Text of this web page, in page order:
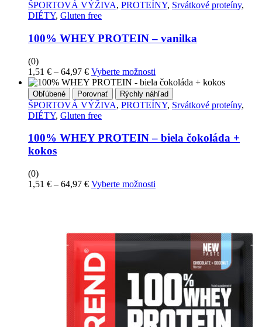
through
64,97 €
viacero
môžete
stránke
produktu
ŠPORTOVÁ VÝŽIVA, PROTEÍNY, Srvátkové proteíny,
DIÉTY, Gluten free
100% WHEY PROTEIN – vanilka
(0)
1,51 € – 64,97 €Price
range:
1,51 €
through
64,97 €
Vyberte možnosti
produkt
má
viacero
môžete
produktu
Obľúbené Porovnať Rýchly náhľad
ŠPORTOVÁ VÝŽIVA, PROTEÍNY, Srvátkové proteíny,
DIÉTY, Gluten free
100% WHEY PROTEIN – biela čokoláda +
kokos
(0)
1,51 € – 64,97 €Price
Vyberte možnosti
Možnosti
na
produktu